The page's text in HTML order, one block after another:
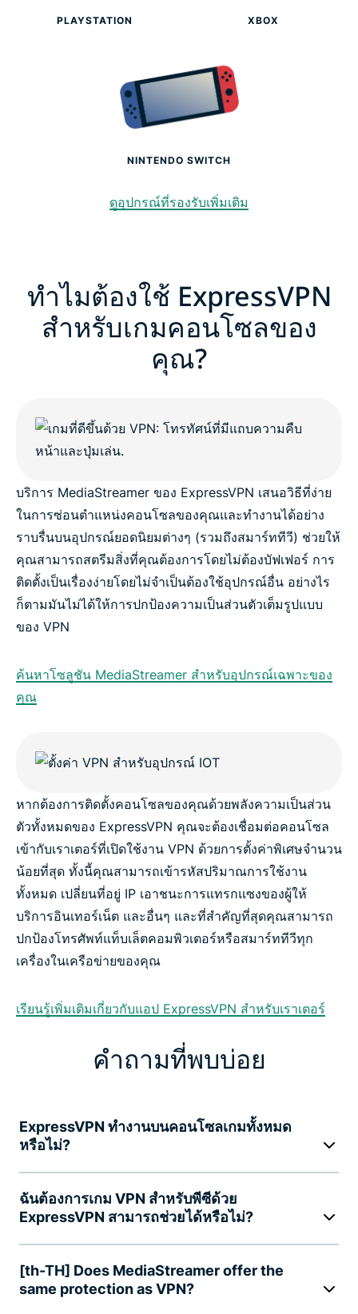
ทดลองใช้ ExpressVPN บนคอนโซลของคุณวันนี้!
PLAYSTATION XBOX
NINTENDO SWITCH
ดูอุปกรณ์ที่รองรับเพิ่มเติม
ทำไมต้องใช้ ExpressVPN
สำหรับเกมคอนโซลของ
คุณ?
บริการ MediaStreamer ของ ExpressVPN เสนอวิธีที่ง่าย
ในการซ่อนตำแหน่งคอนโซลของคุณและทำงานได้อย่าง
ราบรื่นบนอุปกรณ์ยอดนิยมต่างๆ (รวมถึงสมาร์ททีวี) ช่วยให้
คุณสามารถสตรีมสิ่งที่คุณต้องการโดยไม่ต้องบัฟเฟอร์ การ
ติดตั้งเป็นเรื่องง่ายโดยไม่จำเป็นต้องใช้อุปกรณ์อื่น อย่างไร
ก็ตามมันไม่ได้ให้การปกป้องความเป็นส่วนตัวเต็มรูปแบบ
ของ VPN
ค้นหาโซลูชัน MediaStreamer สำหรับอุปกรณ์เฉพาะของ
คุณ
หากต้องการติดตั้งคอนโซลของคุณด้วยพลังความเป็นส่วน
ตัวทั้งหมดของ ExpressVPN คุณจะต้องเชื่อมต่อคอนโซล
เข้ากับเราเตอร์ที่เปิดใช้งาน VPN ด้วยการตั้งค่าพิเศษจำนวน
น้อยที่สุด ทั้งนี้คุณสามารถเข้ารหัสปริมาณการใช้งาน
ทั้งหมด เปลี่ยนที่อยู่ IP เอาชนะการแทรกแซงของผู้ให้
บริการอินเทอร์เน็ต และอื่นๆ และที่สำคัญที่สุดคุณสามารถ
ปกป้องโทรศัพท์แท็บเล็ตคอมพิวเตอร์หรือสมาร์ททีวีทุก
เครื่องในเครือข่ายของคุณ
เรียนรู้เพิ่มเติมเกี่ยวกับแอป ExpressVPN สำหรับเราเตอร์
คำถามที่พบบ่อย
ExpressVPN ทำงานบนคอนโซลเกมทั้งหมด
หรือไม่?
ฉันต้องการเกม VPN สำหรับพีซีด้วย
ExpressVPN สามารถช่วยได้หรือไม่?
[th-TH] Does MediaStreamer offer the
same protection as VPN?